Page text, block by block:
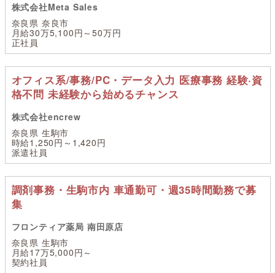
株式会社Meta Sales
奈良県 奈良市
月給30万5,100円～50万円
正社員
オフィス系/事務/PC・データ入力 医療事務 経験·資
格不問 未経験から始めるチャンス
株式会社encrew
奈良県 生駒市
時給1,250円～1,420円
派遣社員
調剤事務・生駒市内 車通勤可・週35時間勤務で募
集
フロンティア薬局 南田原店
奈良県 生駒市
月給17万5,000円～
契約社員